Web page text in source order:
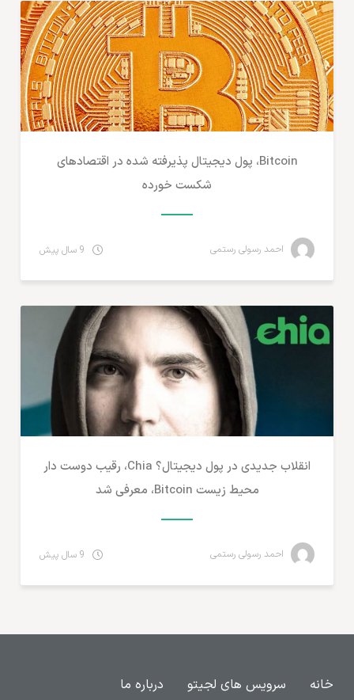
Bitcoin، پول دیجیتال پذیرفته شده در اقتصادهای
شکست خورده
احمد رسولی رستمی
انقلاب جدیدی در پول دیجیتال؟ Chia، رقیب دوست دار
محیط زیست Bitcoin، معرفی شد
احمد رسولی رستمی
خانه سرویس های لجیتو درباره ما